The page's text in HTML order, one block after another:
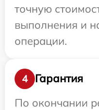
точную
выполнения и
операции.
4
Гарантия
По окончании